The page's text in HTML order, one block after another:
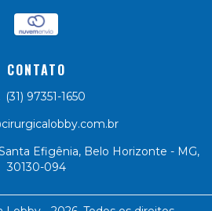
CONTATO
(31) 97351-1650
Efigênia, Belo Horizonte - MG,
30130-094